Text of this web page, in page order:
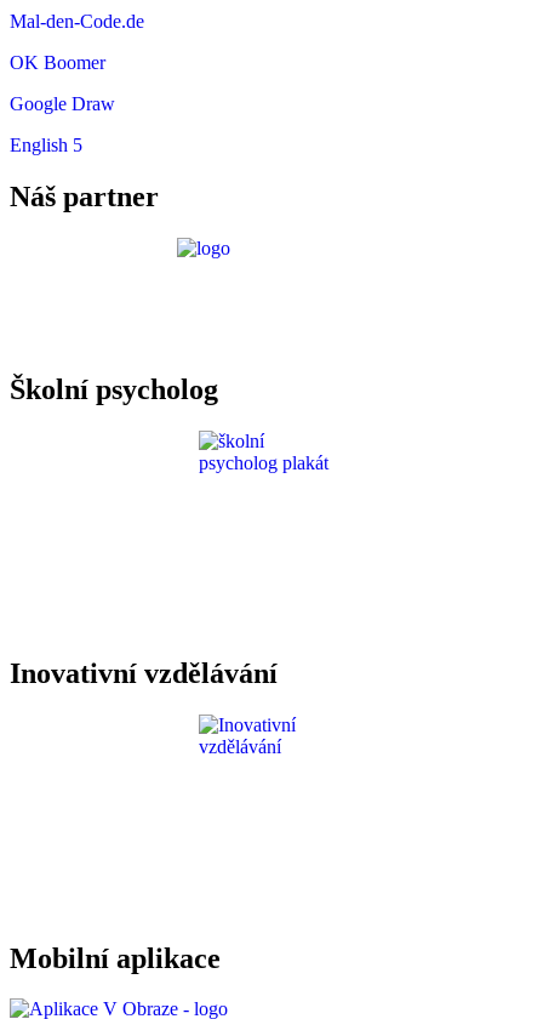
Mal-den-Code.de
OK Boomer
Google Draw
English 5
Náš partner
Školní psycholog
Inovativní vzdělávání
Mobilní aplikace